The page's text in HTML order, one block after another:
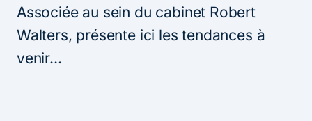
Associée au sein du cabinet Robert
Walters, présente ici les tendances à
venir…